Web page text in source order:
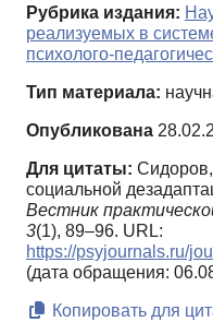
Рубрика издания:
реализуемых в
психолого-
Тип материала:
Опубликована
Для цитаты:
социальной
Вестник
3(1), 89–96. URL:
https://psyjournals.ru/
(дата обращения:
Копировать для